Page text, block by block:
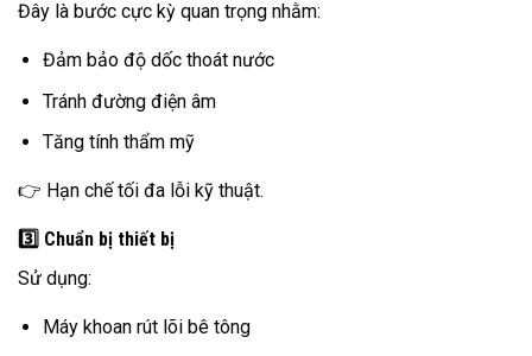
Đây là bước cực kỳ quan trọng nhằm:
Đảm bảo độ dốc thoát nước
Tránh đường điện âm
Tăng tính thẩm mỹ
👉 Hạn chế tối đa lỗi kỹ thuật.
3️⃣ Chuẩn bị thiết bị
Sử dụng:
Máy khoan rút lõi bê tông